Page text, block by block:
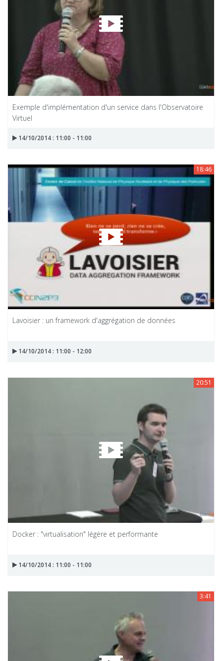
Exemple d'implémentation d'un service dans l'Observatoire
Virtuel
14/10/2014 : 11:00 - 11:00
18:46
Lavoisier : un framework d'aggrégation de données
14/10/2014 : 11:00 - 12:00
20:51
Docker : "virtualisation" légère et performante
14/10/2014 : 11:00 - 11:00
3:41